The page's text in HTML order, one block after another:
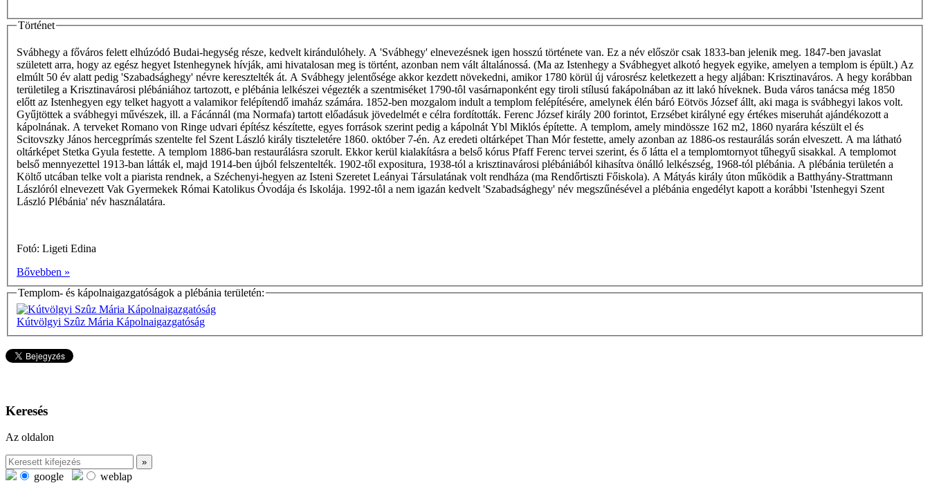
Történet
Svábhegy a főváros felett elhúzódó Budai-hegység része, kedvelt kirándulóhely. A 'Svábhegy' elnevezésnek igen hosszú története van. Ez a név először csak 1833-ban jelenik meg. 1847-ben javaslat
született arra, hogy az egész hegyet Istenhegynek hívják, ami hivatalosan meg is történt, azonban nem vált általánossá. (Ma az Istenhegy a Svábhegyet alkotó hegyek egyike, amelyen a templom is épült.) Az
elmúlt 50 év alatt pedig 'Szabadsághegy' névre keresztelték át. A Svábhegy jelentősége akkor kezdett növekedni, amikor 1780 körül új városrész keletkezett a hegy aljában: Krisztinaváros. A hegy korábban
területileg a Krisztinavárosi plébániához tartozott, e plébánia lelkészei végezték a szentmiséket 1790-tôl vasárnaponként egy tiroli stílusú fakápolnában az itt lakó híveknek. Buda város tanácsa még 1850
előtt az Istenhegyen egy telket hagyott a valamikor felépítendő imaház számára. 1852-ben mozgalom indult a templom felépítésére, amelynek élén báró Eötvös József állt, aki maga is svábhegyi lakos volt.
Gyűjtöttek a svábhegyi művészek, ill. a Fácánnál (ma Normafa) tartott előadásuk jövedelmét e célra fordították. Ferenc József király 200 forintot, Erzsébet királyné egy értékes miseruhát ajándékozott a
kápolnának. A terveket Romano von Ringe udvari építész készítette, egyes források szerint pedig a kápolnát Ybl Miklós építette. A templom, amely mindössze 162 m2, 1860 nyarára készült el és
Scitovszky János hercegprímás szentelte fel Szent László király tiszteletére 1860. október 7-én. Az eredeti oltárképet Than Mór festette, amely azonban az 1886-os restaurálás során elveszett. A ma látható
oltárképet Stetka Gyula festette. A templom 1886-ban restaurálásra szorult. Ekkor kerül kialakításra a belső kórus Pfaff Ferenc tervei szerint, és ő látta el a templomtornyot tűhegyű sisakkal. A templomot
belső mennyezettel 1913-ban látták el, majd 1914-ben újból felszentelték. 1902-től expositura, 1938-tól a krisztinavárosi plébániából kihasítva önálló lelkészség, 1968-tól plébánia. A plébánia területén a
Költő utcában telke volt a piarista rendnek, a Széchenyi-hegyen az Isteni Szeretet Leányai Társulatának volt rendháza (ma Rendőrtiszti Főiskola). A Mátyás király úton működik a Batthyány-Strattmann
Lászlóról elnevezett Vak Gyermekek Római Katolikus Óvodája és Iskolája. 1992-tôl a nem igazán kedvelt 'Szabadsághegy' név megszűnésével a plébánia engedélyt kapott a korábbi 'Istenhegyi Szent
László Plébánia' név használatára.
Fotó: Ligeti Edina
Bővebben »
Templom- és kápolnaigazgatóságok a plébánia területén:
Kútvölgyi Szûz Mária Kápolnaigazgatóság
Keresés
Az oldalon
google
weblap